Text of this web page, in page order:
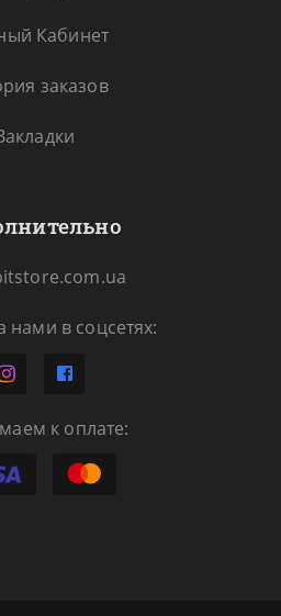
Кабинет
заказов
нами в соцсетях:
к оплате: